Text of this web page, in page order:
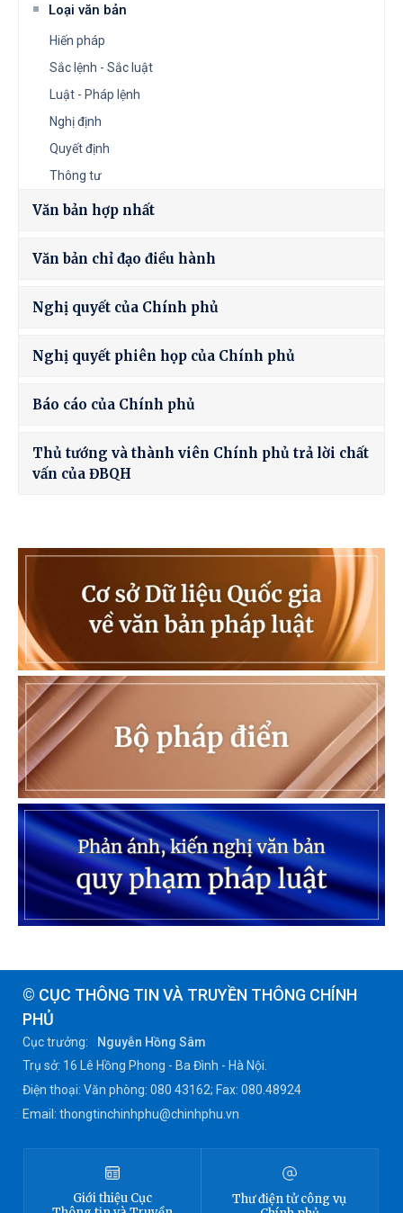
Loại văn bản
Hiến pháp
Sắc lệnh - Sắc luật
Luật - Pháp lệnh
Nghị định
Quyết định
Thông tư
Văn bản hợp nhất
Văn bản chỉ đạo điều hành
Nghị quyết của Chính phủ
Nghị quyết phiên họp của Chính phủ
Báo cáo của Chính phủ
Thủ tướng và thành viên Chính phủ trả lời chất
vấn của ĐBQH
© CỤC THÔNG TIN VÀ TRUYỀN THÔNG CHÍNH
PHỦ
Cục trưởng:
Nguyễn Hồng Sâm
Trụ sở: 16 Lê Hồng Phong - Ba Đình - Hà Nội.
Điện thoại: Văn phòng: 080 43162; Fax: 080.48924
Email: thongtinchinhphu@chinhphu.vn
Giới thiệu Cục
Thư điện tử công vụ